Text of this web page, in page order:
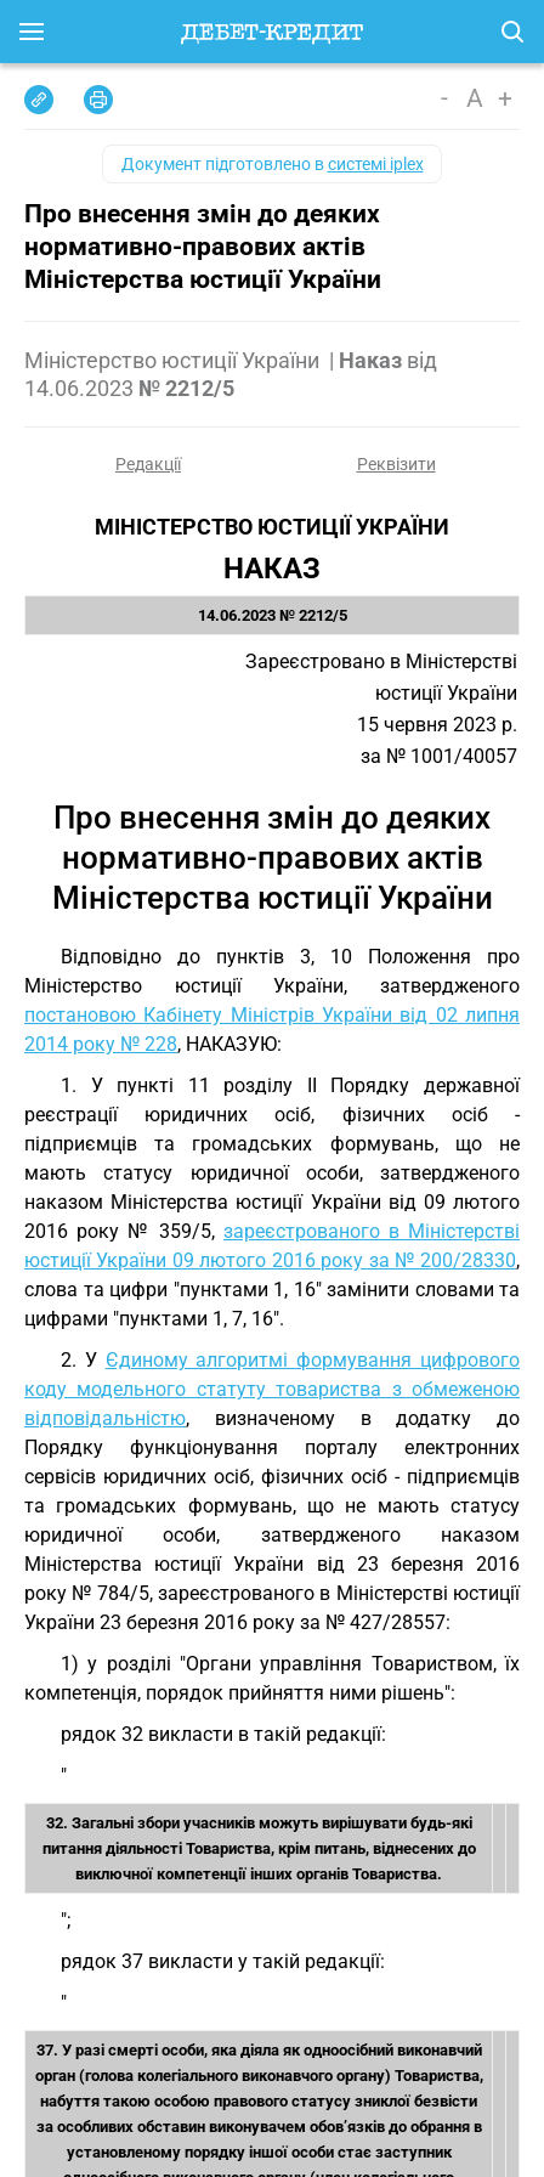
- A +
Документ підготовлено всистемі iplex
Про внесення змін до деяких
нормативно-правових актів
Міністерства юстиції України
Міністерство юстиції України | Наказ від
14.06.2023 № 2212/5
Редакції Реквізити
МІНІСТЕРСТВО ЮСТИЦІЇ УКРАЇНИ
НАКАЗ
14.06.2023 № 2212/5
Зареєстровано в Міністерстві
юстиції України
15 червня 2023 р.
за № 1001/40057
Про внесення змін до деяких
нормативно-правових актів
Міністерства юстиції України
Відповідно до пунктів 3, 10 Положення про
Міністерство юстиції України, затвердженого
постановою Кабінету Міністрів України від 02 липня
2014 року № 228, НАКАЗУЮ:
1. У пункті 11 розділу II Порядку державної
реєстрації юридичних осіб, фізичних осіб -
підприємців та громадських формувань, що не
мають статусу юридичної особи, затвердженого
наказом Міністерства юстиції України від 09 лютого
2016 року № 359/5, зареєстрованого в Міністерстві
юстиції України 09 лютого 2016 року за № 200/28330,
слова та цифри "пунктами 1, 16" замінити словами та
цифрами "пунктами 1, 7, 16".
2. У Єдиному алгоритмі формування цифрового
коду модельного статуту товариства з обмеженою
відповідальністю, визначеному в додатку до
Порядку функціонування порталу електронних
сервісів юридичних осіб, фізичних осіб - підприємців
та громадських формувань, що не мають статусу
юридичної особи, затвердженого наказом
Міністерства юстиції України від 23 березня 2016
року № 784/5, зареєстрованого в Міністерстві юстиції
України 23 березня 2016 року за № 427/28557:
1) у розділі "Органи управління Товариством, їх
компетенція, порядок прийняття ними рішень":
рядок 32 викласти в такій редакції:
"
32. Загальні збори учасників можуть вирішувати будь-які
питання діяльності Товариства, крім питань, віднесених до
виключної компетенції інших органів Товариства.
";
рядок 37 викласти у такій редакції:
"
37. У разі смерті особи, яка діяла як одноосібний виконавчий
орган (голова колегіального виконавчого органу) Товариства,
набуття такою особою правового статусу зниклої безвісти
за особливих обставин виконувачем обов’язків до обрання в
установленому порядку іншої особи стає заступник